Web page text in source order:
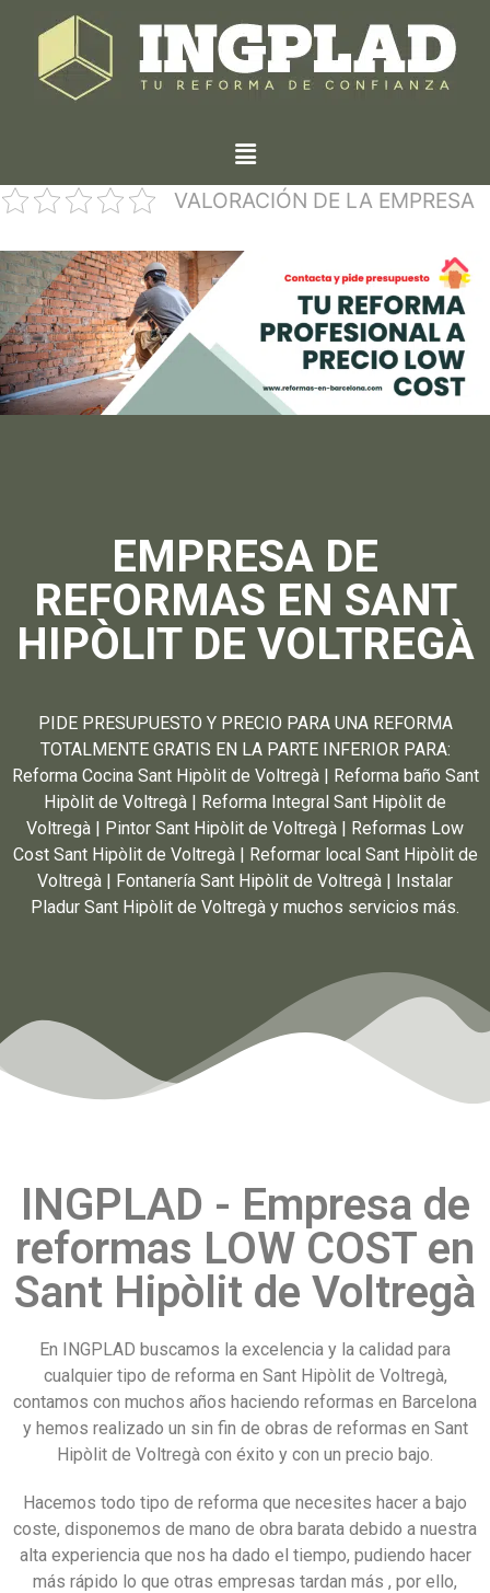
VALORACIÓN DE LA EMPRESA
EMPRESA DE
REFORMAS EN SANT
HIPÒLIT DE VOLTREGÀ
PIDE PRESUPUESTO Y PRECIO PARA UNA REFORMA
TOTALMENTE GRATIS EN LA PARTE INFERIOR PARA:
Reforma Cocina Sant Hipòlit de Voltregà | Reforma baño Sant
Hipòlit de Voltregà | Reforma Integral Sant Hipòlit de
Voltregà | Pintor Sant Hipòlit de Voltregà | Reformas Low
Cost Sant Hipòlit de Voltregà | Reformar local Sant Hipòlit de
Voltregà | Fontanería Sant Hipòlit de Voltregà | Instalar
Pladur Sant Hipòlit de Voltregà y muchos servicios más.
INGPLAD - Empresa de
reformas LOW COST en
Sant Hipòlit de Voltregà
En INGPLAD buscamos la excelencia y la calidad para
cualquier tipo de reforma en Sant Hipòlit de Voltregà,
contamos con muchos años haciendo reformas en Barcelona
y hemos realizado un sin fin de obras de reformas en Sant
Hipòlit de Voltregà con éxito y con un precio bajo.
Hacemos todo tipo de reforma que necesites hacer a bajo
coste, disponemos de mano de obra barata debido a nuestra
alta experiencia que nos ha dado el tiempo, pudiendo hacer
más rápido lo que otras empresas tardan más , por ello,